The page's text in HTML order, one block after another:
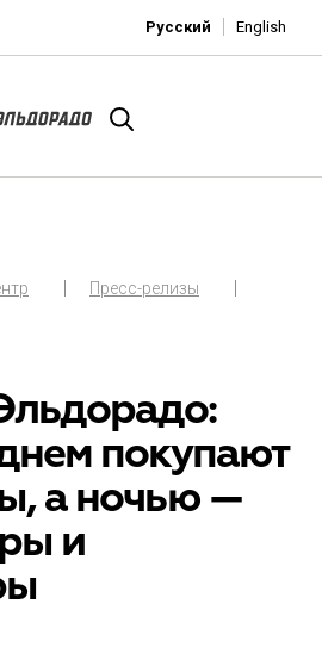
Русский English
Пресс-релизы
покупают
а ночью —
и